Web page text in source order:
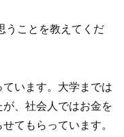
うことを教えてくだ
ています。大学までは
、社会人ではお金を
てもらっています。